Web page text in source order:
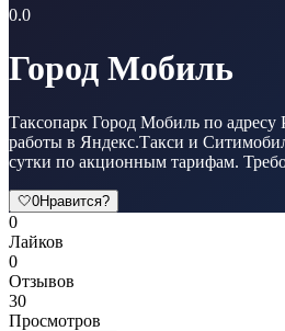
0.0
Город Мобиль
Таксопарк Город Мобиль по адресу
работы в Яндекс.Такси и
сутки по акционным тарифам.
🤍0Нравится?
0
Лайков
0
Отзывов
30
Просмотров